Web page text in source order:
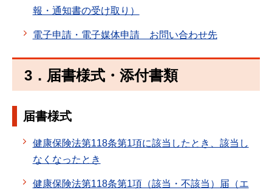
報・通知書の受け取り）
電子申請・電子媒体申請 お問い合わせ先
3．届書様式・添付書類
届書様式
健康保険法第118条第1項に該当したとき、該当し
なくなったとき
健康保険法第118条第1項（該当・不該当）届（エ